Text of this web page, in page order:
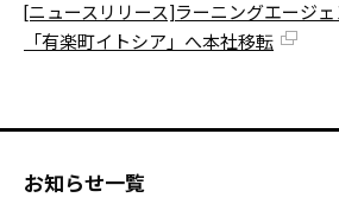
[ニュースリリース]ラーニングエージ
「有楽町イトシア」へ本社移転
お知らせ一覧